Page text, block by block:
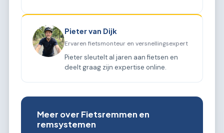
Pieter van Dijk
Ervaren fietsmonteur en versnellingsexpert
Pieter sleutelt al jaren aan fietsen en
deelt graag zijn expertise online.
Meer over Fietsremmen en
remsystemen